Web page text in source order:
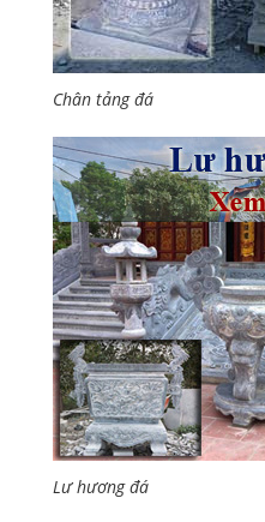
Chân tảng đá
Lư hương đá